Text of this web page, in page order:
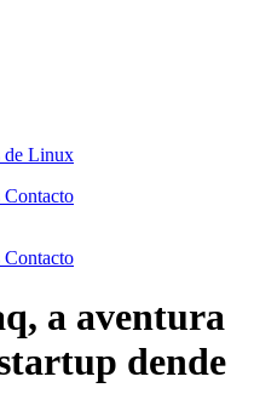
de Linux
Contacto
Contacto
a aventura
dende